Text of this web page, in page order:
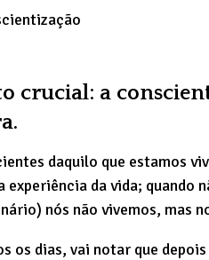
crucial: a
daquilo que estamos
experiência da vida; quando
nós não vivemos, mas
os dias, vai notar que